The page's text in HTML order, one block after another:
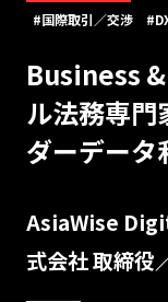
#国際取引／交渉
Business
ル法務専
ダーデータ
AsiaWise
式会社 取締